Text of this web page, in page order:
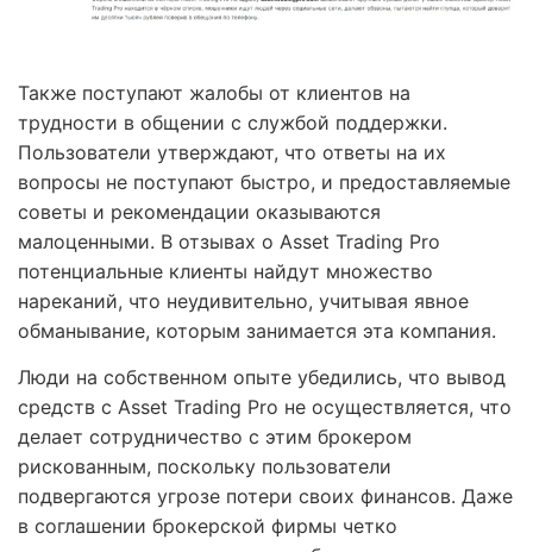
Также поступают жалобы от клиентов на
трудности в общении с службой поддержки.
Пользователи утверждают, что ответы на их
вопросы не поступают быстро, и предоставляемые
советы и рекомендации оказываются
малоценными. В отзывах о Asset Trading Pro
потенциальные клиенты найдут множество
нареканий, что неудивительно, учитывая явное
обманывание, которым занимается эта компания.
Люди на собственном опыте убедились, что вывод
средств с Asset Trading Pro не осуществляется, что
делает сотрудничество с этим брокером
рискованным, поскольку пользователи
подвергаются угрозе потери своих финансов. Даже
в соглашении брокерской фирмы четко